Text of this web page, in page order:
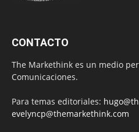
CONTACTO
The Markethink es un medio
Comunicaciones.
Para temas editoriales:
evelyncp@themarkethink.com